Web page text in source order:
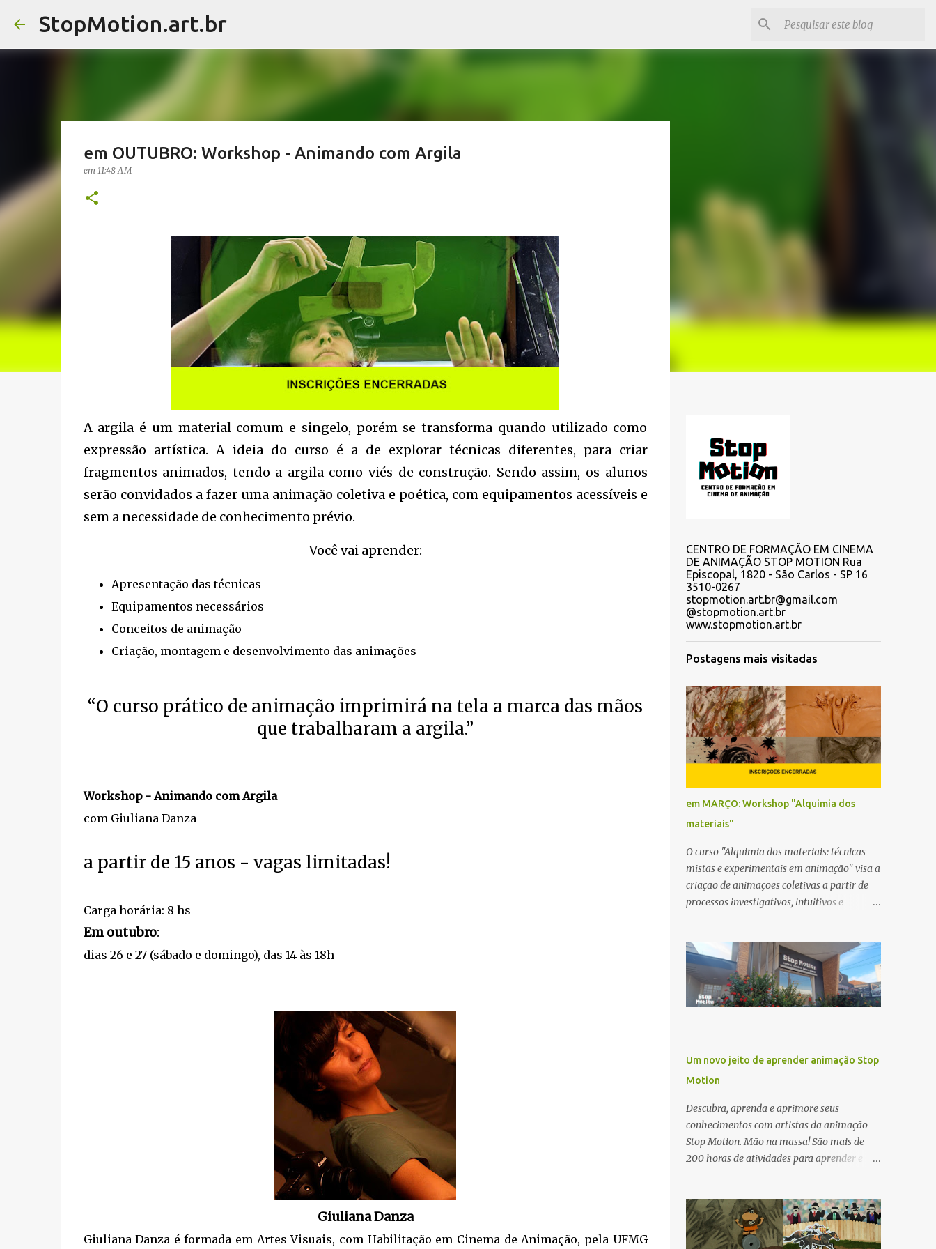
StopMotion.art.br
em OUTUBRO: Workshop - Animando com Argila
em 11:48 AM
A argila é um material comum e singelo, porém se transforma quando utilizado como
expressão artística. A ideia do curso é a de explorar técnicas diferentes, para criar
fragmentos animados, tendo a argila como viés de construção. Sendo assim, os alunos
serão convidados a fazer uma animação coletiva e poética, com equipamentos acessíveis e
sem a necessidade de conhecimento prévio.
Você vai aprender:
Apresentação das técnicas
Equipamentos necessários
Conceitos de animação
Criação, montagem e desenvolvimento das animações
“O curso prático de animação imprimirá na tela a marca das mãos
que trabalharam a argila.”
Workshop - Animando com Argila
com Giuliana Danza
a partir de 15 anos - vagas limitadas!
Carga horária: 8 hs
Em outubro:
dias 26 e 27 (sábado e domingo), das 14 às 18h
Giuliana Danza
Giuliana Danza é formada em Artes Visuais, com Habilitação em Cinema de Animação, pela UFMG
CENTRO DE FORMAÇÃO EM CINEMA
DE ANIMAÇÃO STOP MOTION Rua
Episcopal, 1820 - São Carlos - SP 16
3510-0267
stopmotion.art.br@gmail.com
@stopmotion.art.br
www.stopmotion.art.br
Postagens mais visitadas
em MARÇO: Workshop "Alquimia dos
materiais"
O curso "Alquimia dos materiais: técnicas
mistas e experimentais em animação" visa a
criação de animações coletivas a partir de
processos investigativos, intuitivos e
areia, pintura a óleo no vidro, carvão e
aquarela. INSCRIÇÕES ENCERRADAS Você
vai aprender: Introdução às etapas do
processo criativo experimental.
montagem. "A atividade é prática e passa
pelas etapas do processo criativo
experimental para criar vídeos animados"
Camila Kater Camila Kater é diretora,
roteirista e animadora de São Paulo. Dirigiu,
roteirizou e animou o curta documentário
animado CARNE (2019), uma co-produção
em mais de 250 festivais. É mestre em
Animação pelo RE:ANIMA Mestrado
Conjunto Erasmus Mundus (EMJMD)
Um novo jeito de aprender animação Stop
Motion
Descubra, aprenda e aprimore seus
conhecimentos com artistas da animação
Stop Motion. Mão na massa! São mais de
200 horas de atividades para aprender e
Paulo Gustavo, o projeto oferece todas as
atividades gratuitas em 2024. As inscrições
para cursos e workshops são feitas online,